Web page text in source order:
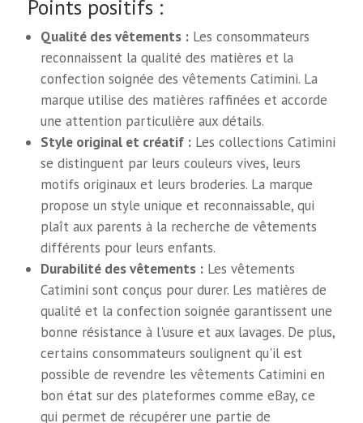
Points positifs :
Qualité des vêtements : Les consommateurs
reconnaissent la qualité des matières et la
confection soignée des vêtements Catimini. La
marque utilise des matières raffinées et accorde
une attention particulière aux détails.
Style original et créatif : Les collections Catimini
se distinguent par leurs couleurs vives, leurs
motifs originaux et leurs broderies. La marque
propose un style unique et reconnaissable, qui
plaît aux parents à la recherche de vêtements
différents pour leurs enfants.
Durabilité des vêtements : Les vêtements
Catimini sont conçus pour durer. Les matières de
qualité et la confection soignée garantissent une
bonne résistance à l'usure et aux lavages. De plus,
certains consommateurs soulignent qu'il est
possible de revendre les vêtements Catimini en
bon état sur des plateformes comme eBay, ce
qui permet de récupérer une partie de